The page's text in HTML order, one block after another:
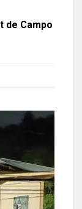
de Campo